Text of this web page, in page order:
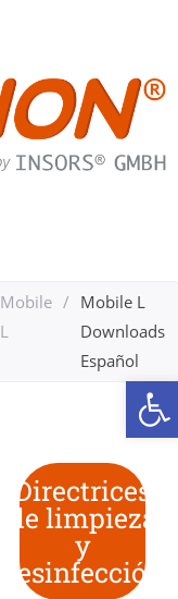
Mobile
L
/ Mobile L
Downloads
Español​
Directrices
de limpieza
y
desinfección